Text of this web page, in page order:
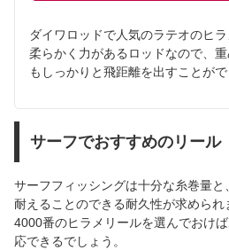
ダイワロッドで人気のラテオのヒラ
柔らかく力があるロッドなので、
もしっかりと飛距離を出すことがで
サーフでおすすめのリール
サーフフィッシングは十分な糸巻量と
耐えることのできる耐久性が求められ
4000番のヒラメリールを選んでおけ
応できるでしょう。